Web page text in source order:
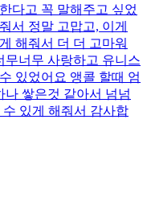
다고 꼭 말해주고 싶었
서 정말 고맙고, 이게
해줘서 더 더 고마워
너무 사랑하고 유니스
있었어요 앵콜 할때 엄
쌓은것 같아서 넘넘
있게 해줘서 감사합